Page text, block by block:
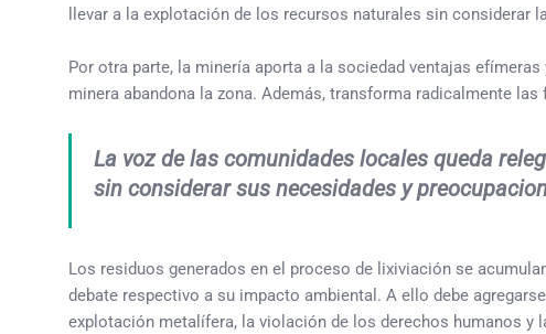
llevar a la explotación de los recursos naturales sin considerar
Por otra parte, la minería aporta a la sociedad ventajas
minera abandona la zona. Además, transforma radicalmente
La voz de las comunidades locales queda
sin considerar sus necesidades y
Los residuos generados en el proceso de lixiviación se
debate respectivo a su impacto ambiental. A ello debe
explotación metalífera, la violación de los derechos humanos